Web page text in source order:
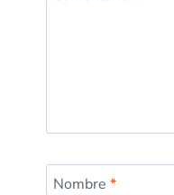
Nombre *